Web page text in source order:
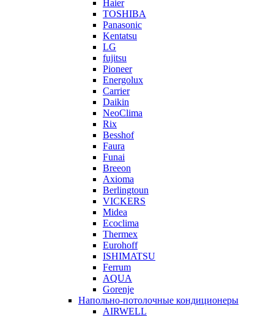
Haier
TOSHIBA
Panasonic
Kentatsu
LG
fujitsu
Pioneer
Energolux
Carrier
Daikin
NeoClima
Rix
Besshof
Faura
Funai
Breeon
Axioma
Berlingtoun
VICKERS
Midea
Ecoclima
Thermex
Eurohoff
ISHIMATSU
Ferrum
AQUA
Gorenje
Напольно-потолочные кондиционеры
AIRWELL